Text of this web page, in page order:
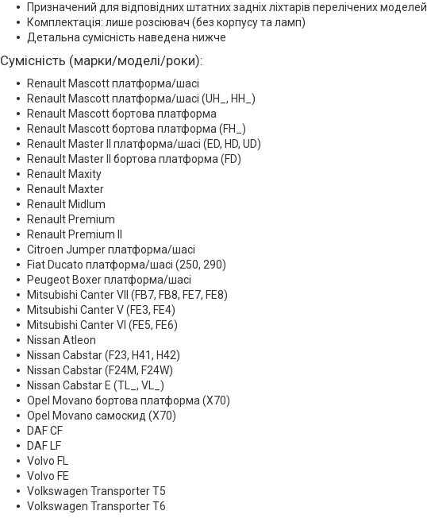
Призначений для відповідних штатних задніх ліхтарів перелічених моделей
Комплектація: лише розсіювач (без корпусу та ламп)
Детальна сумісність наведена нижче
Сумісність (марки/моделі/роки):
Renault Mascott платформа/шасі
Renault Mascott платформа/шасі (UH_, HH_)
Renault Mascott бортова платформа
Renault Mascott бортова платформа (FH_)
Renault Master II платформа/шасі (ED, HD, UD)
Renault Master II бортова платформа (FD)
Renault Maxity
Renault Maxter
Renault Midlum
Renault Premium
Renault Premium II
Citroen Jumper платформа/шасі
Fiat Ducato платформа/шасі (250, 290)
Peugeot Boxer платформа/шасі
Mitsubishi Canter VII (FB7, FB8, FE7, FE8)
Mitsubishi Canter V (FE3, FE4)
Mitsubishi Canter VI (FE5, FE6)
Nissan Atleon
Nissan Cabstar (F23, H41, H42)
Nissan Cabstar (F24M, F24W)
Nissan Cabstar E (TL_, VL_)
Opel Movano бортова платформа (X70)
Opel Movano самоскид (X70)
DAF CF
DAF LF
Volvo FL
Volvo FE
Volkswagen Transporter T5
Volkswagen Transporter T6